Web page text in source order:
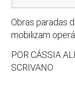
Obras paradas
mobilizam
POR CÁSSIA
SCRIVANO